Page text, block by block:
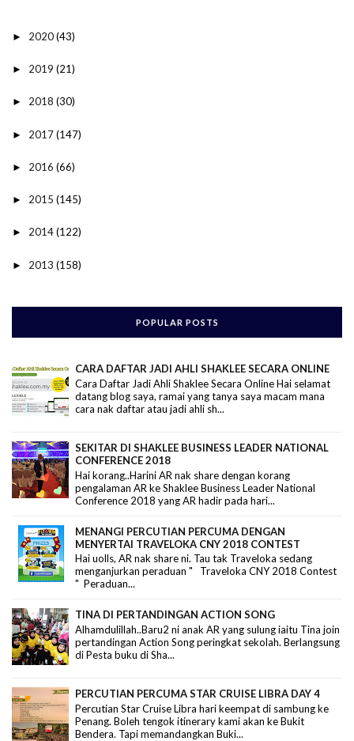
► 2020(43)
► 2019 (21)
► 2018 (30)
► 2017(147)
► 2016 (66)
► 2015 (145)
► 2014(122)
► 2013 (158)
POPULAR POSTS
CARA DAFTAR JADI AHLI SHAKLEE SECARA ONLINE
Cara Daftar Jadi Ahli Shaklee Secara Online Hai selamat
datang blog saya, ramai yang tanya saya macam mana
cara nak daftar atau jadi ahli sh...
SEKITAR DI SHAKLEE BUSINESS LEADER NATIONAL
CONFERENCE 2018
Hai korang..Harini AR nak share dengan korang
pengalaman AR ke Shaklee Business Leader National
Conference 2018 yang AR hadir pada hari...
MENANGI PERCUTIAN PERCUMA DENGAN
MENYERTAI TRAVELOKA CNY 2018 CONTEST
Hai uolls, AR nak share ni. Tau tak Traveloka sedang
menganjurkan peraduan " Traveloka CNY 2018 Contest
" Peraduan...
TINA DI PERTANDINGAN ACTION SONG
Alhamdulillah..Baru2 ni anak AR yang sulung iaitu Tina join
pertandingan Action Song peringkat sekolah. Berlangsung
di Pesta buku di Sha...
PERCUTIAN PERCUMA STAR CRUISE LIBRA DAY 4
Percutian Star Cruise Libra hari keempat di sambung ke
Penang. Boleh tengok itinerary kami akan ke Bukit
Bendera. Tapi memandangkan Buki...